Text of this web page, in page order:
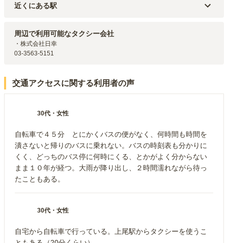
近くにある駅
JR高崎線
桶川駅（7.4km）
周辺で利用可能なタクシー会社
・株式会社日幸
03-3563-5151
交通アクセスに関する利用者の声
30代 ・ 女性
自転車で４５分 とにかくバスの便がなく、何時間も時間を
潰さないと帰りのバスに乗れない。バスの時刻表も分かりに
くく、どっちのバス停に何時にくる、とかがよく分からない
まま１０年が経つ。大雨が降り出し、２時間濡れながら待っ
たこともある。
30代 ・ 女性
自宅から自転車で行っている。上尾駅からタクシーを使うこ